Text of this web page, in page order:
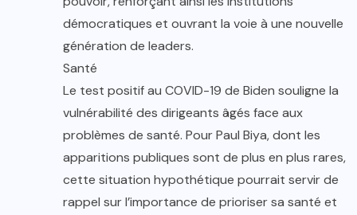
démocratiques et ouvrant la voie à une nouvelle
génération de leaders.
Santé
Le test positif au COVID-19 de Biden souligne la
vulnérabilité des dirigeants âgés face aux
problèmes de santé. Pour Paul Biya, dont les
apparitions publiques sont de plus en plus rares,
cette situation hypothétique pourrait servir de
rappel sur l’importance de prioriser sa santé et